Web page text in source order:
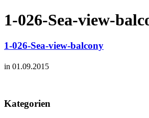
1-026-Sea-view-
1-026-Sea-view-balcony
in 01.09.2015
Kategorien